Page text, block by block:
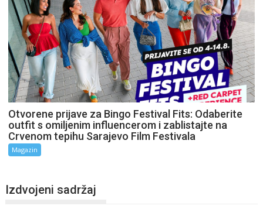
Otvorene prijave za Bingo Festival Fits: Odaberite
outfit s omiljenim influencerom i zablistajte na
Crvenom tepihu Sarajevo Film Festivala
Magazin
Izdvojeni sadržaj